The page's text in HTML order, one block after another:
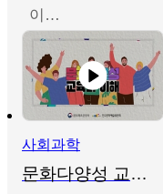
이성민
사회과학
문화다양성 교육의 이해